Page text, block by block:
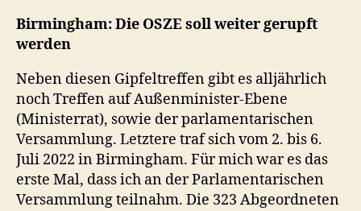
Birmingham: Die OSZE soll weiter gerupft
werden
Neben diesen Gipfeltreffen gibt es alljährlich
noch Treffen auf Außenminister-Ebene
(Ministerrat), sowie der parlamentarischen
Versammlung. Letztere traf sich vom 2. bis 6.
Juli 2022 in Birmingham. Für mich war es das
erste Mal, dass ich an der Parlamentarischen
Versammlung teilnahm. Die 323 Abgeordneten